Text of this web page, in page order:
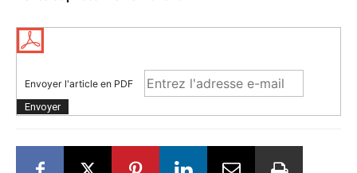
Envoyer l'article en PDF